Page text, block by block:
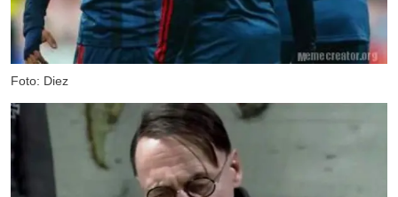
Foto: Diez